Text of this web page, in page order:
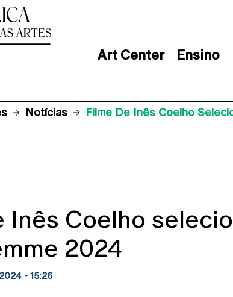
Art Center Ensino
Notícias Filme De Inês Coelho
Inês Coelho
2024
- 15:26